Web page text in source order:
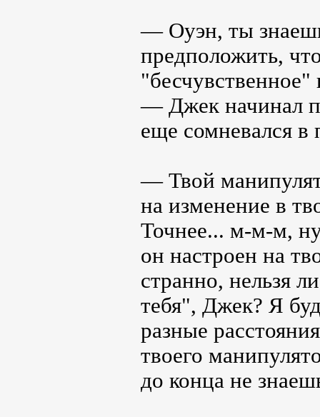
— Оуэн, ты
предположить,
— Джек начинал
еще сомневался в
— Твой
на изменение в
Точнее... м-м-м,
он настроен на
странно, нельзя
тебя", Джек? Я
разные
твоего
до конца не